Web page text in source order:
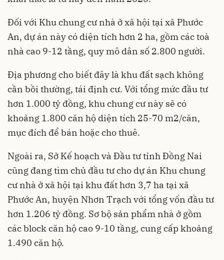
Đối với Khu chung cư nhà ở xã hội tại xã Phước
An, dự án này có diện tích hơn 2 ha, gồm các toà
nhà cao 9-12 tầng, quy mô dân số 2.800 người.
Địa phương cho biết đây là khu đất sạch không
cần bồi thường, tái định cư. Với tổng mức đầu tư
hơn 1.000 tỷ đồng, khu chung cư này sẽ có
khoảng 1.800 căn hộ diện tích 25-70 m2/căn,
mục đích để bán hoặc cho thuê.
Ngoài ra, Sở Kế hoạch và Đầu tư tỉnh Đồng Nai
cũng đang tìm chủ đầu tư cho dự án Khu chung
cư nhà ở xã hội tại khu đất hơn 3,7 ha tại xã
Phước An, huyện Nhơn Trạch với tổng vốn đầu tư
hơn 1.206 tỷ đồng. Sơ bộ sản phẩm nhà ở gồm
các block căn hộ cao 9-10 tầng, cung cấp khoảng
1.490 căn hộ.